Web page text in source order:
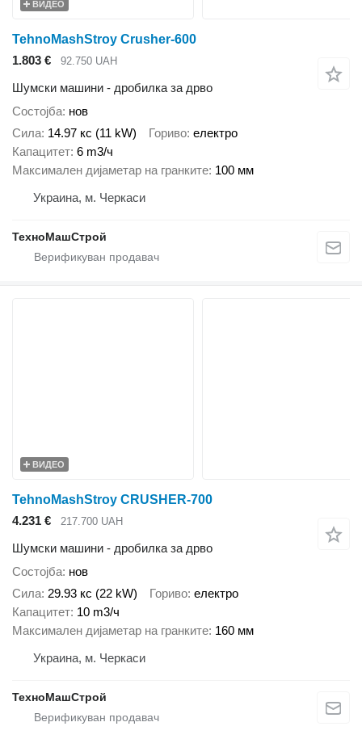
ВИДЕО
TehnoMashStroy Crusher-600
1.803 €
92.750 UAH
Шумски машини - дробилка за дрво
Состојба нов
Сила 14.97 кс (11 kW) Гориво електро
Капацитет 6 m3/ч
Максимален дијаметар на гранките 100 мм
Украина, м. Черкаси
ТехноМашСтрой
ВИДЕО
TehnoMashStroy CRUSHER-700
4.231 €
217.700 UAH
Шумски машини - дробилка за дрво
Состојба нов
Сила 29.93 кс (22 kW) Гориво електро
Капацитет 10 m3/ч
Максимален дијаметар на гранките 160 мм
Украина, м. Черкаси
ТехноМашСтрой